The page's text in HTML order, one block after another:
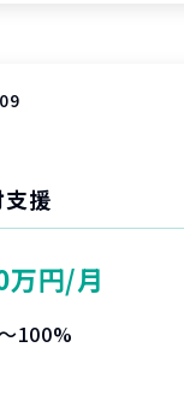
援
万円/月
100%